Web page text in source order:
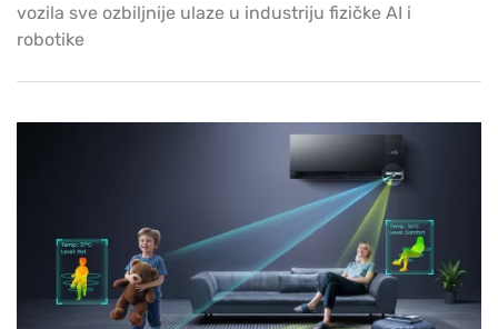
vozila sve ozbiljnije ulaze u industriju fizičke AI i
robotike